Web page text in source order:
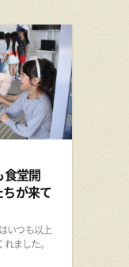
食堂開
が来て
いつも以上
ました。